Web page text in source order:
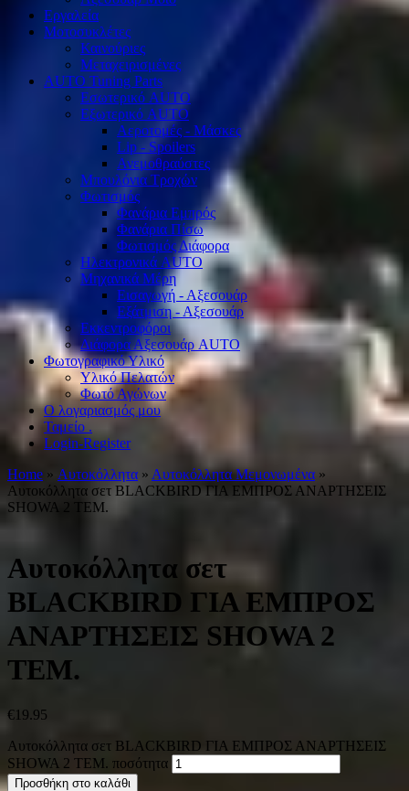
Εργαλεία
Μοτοσυκλέτες
Καινούριες
Μεταχειρισμένες
AUTO Tuning Parts
Εσωτερικό AUTO
Εξωτερικό AUTO
Αεροτομές - Μάσκες
Lip - Spoilers
Ανεμοθραύστες
Μπουλόνια Τροχών
Φωτισμός
Φανάρια Εμπρός
Φανάρια Πίσω
Φωτισμός Διάφορα
Ηλεκτρονικά AUTO
Μηχανικά Μέρη
Εισαγωγή - Αξεσουάρ
Εξάτμιση - Αξεσουάρ
Εκκεντροφόροι
Διάφορα Αξεσουάρ AUTO
Φωτογραφικό Υλικό
Υλικό Πελατών
Φωτό Αγώνων
Ο λογαριασμός μου
Ταμείο .
Login-Register
Home » Αυτοκόλλητα » Αυτοκόλλητα Μεμονωμένα »
Αυτοκόλλητα σετ BLACKBIRD ΓΙΑ ΕΜΠΡΟΣ ΑΝΑΡΤΗΣΕΙΣ
SHOWA 2 ΤΕΜ.
Αυτοκόλλητα σετ
BLACKBIRD ΓΙΑ ΕΜΠΡΟΣ
ΑΝΑΡΤΗΣΕΙΣ SHOWA 2
ΤΕΜ.
€19.95
Αυτοκόλλητα σετ BLACKBIRD ΓΙΑ ΕΜΠΡΟΣ ΑΝΑΡΤΗΣΕΙΣ
SHOWA 2 ΤΕΜ. ποσότητα
Προσθήκη στο καλάθι